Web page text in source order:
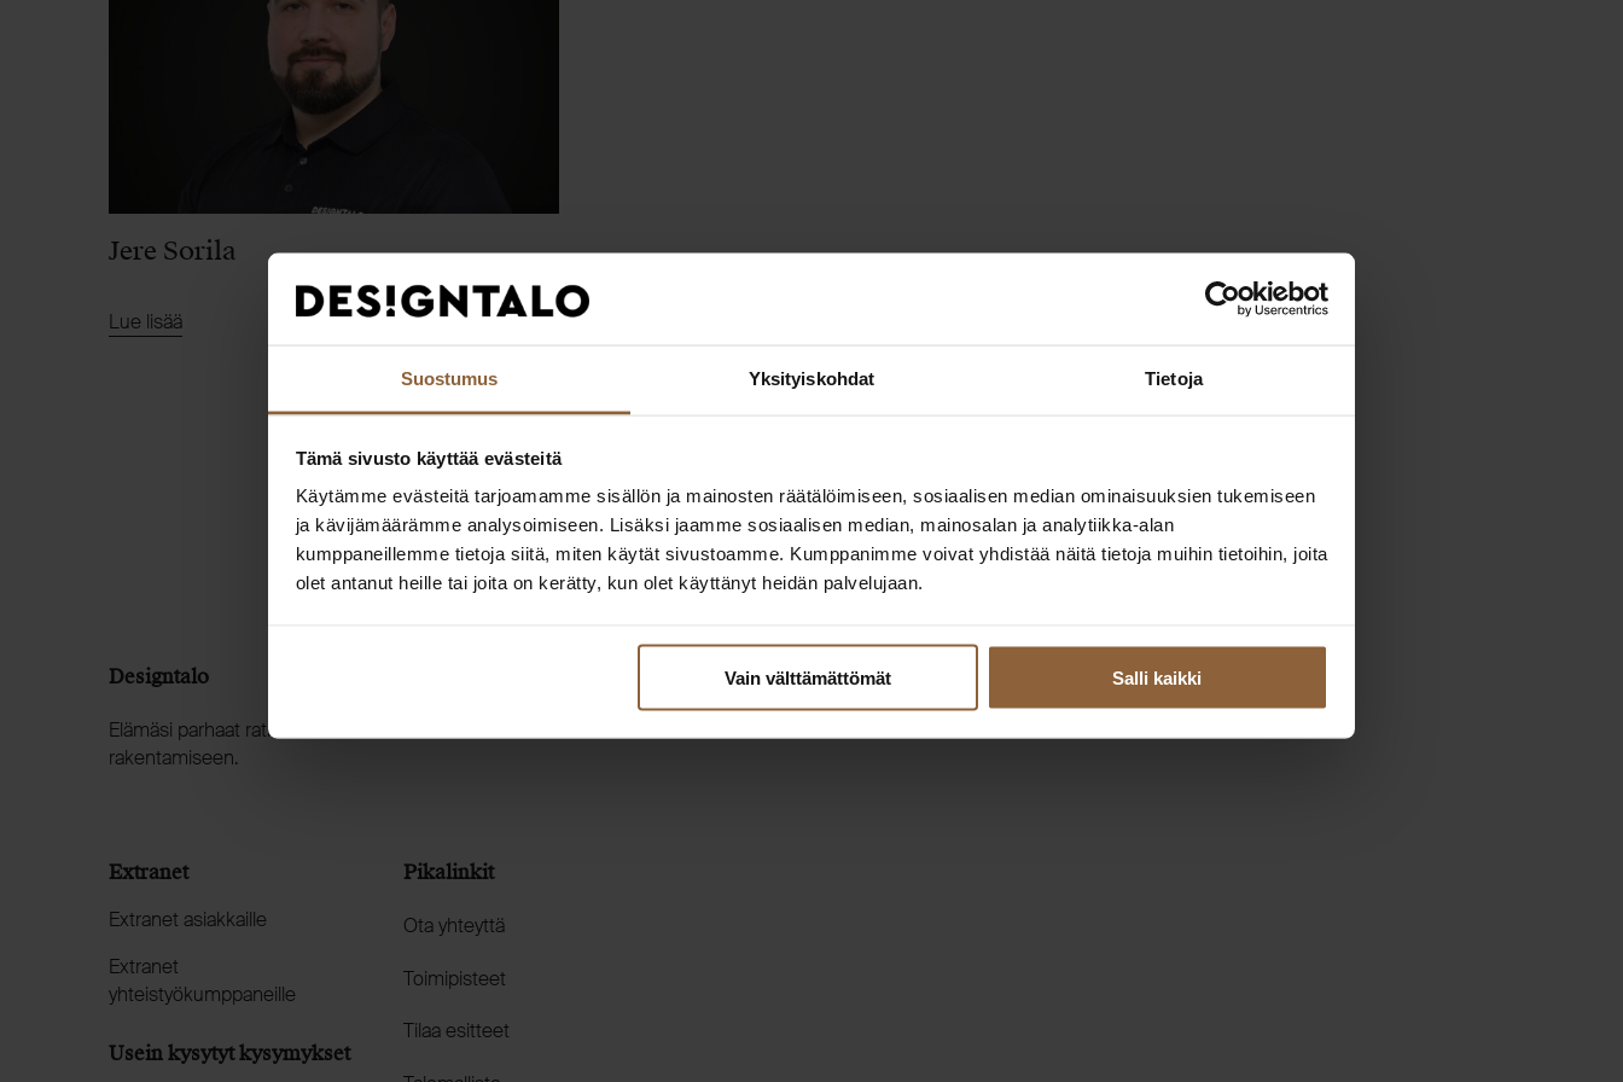
Suostumus Yksityiskohdat Tietoja
Tämä sivusto käyttää evästeitä
Käytämme evästeitä tarjoamamme sisällön ja mainosten räätälöimiseen, sosiaalisen median ominaisuuksien tukemiseen
ja kävijämäärämme analysoimiseen. Lisäksi jaamme sosiaalisen median, mainosalan ja analytiikka-alan
kumppaneillemme tietoja siitä, miten käytät sivustoamme. Kumppanimme voivat yhdistää näitä tietoja muihin tietoihin, joita
olet antanut heille tai joita on kerätty, kun olet käyttänyt heidän palvelujaan.
Vain välttämättömät Salli kaikki
Jere Sorila
Lue lisää
Designtalo
Elämäsi parhaat ratkaisut muuttovalmiin kodin
rakentamiseen.
Extranet
Extranet asiakkaille
Extranet
yhteistyökumppaneille
Usein kysytyt kysymykset
Pikalinkit
Ota yhteyttä
Toimipisteet
Tilaa esitteet